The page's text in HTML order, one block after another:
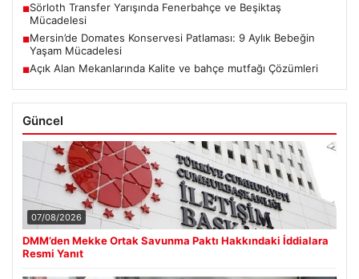
■Sörloth Transfer Yarışında Fenerbahçe ve Beşiktaş
Mücadelesi
■Mersin’de Domates Konservesi Patlaması: 9 Aylık Bebeğin
Yaşam Mücadelesi
■Açık Alan Mekanlarında Kalite ve bahçe mutfağı Çözümleri
Güncel
07/08/2026
DMM’den Mekke Ortak Savunma Paktı Hakkındaki İddialara
Resmi Yanıt